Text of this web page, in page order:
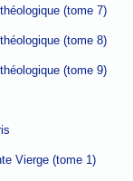
(tome 7)
(tome 8)
(tome 9)
Vierge (tome 1)